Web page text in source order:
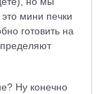
мини печки
готовить на
Ну конечно